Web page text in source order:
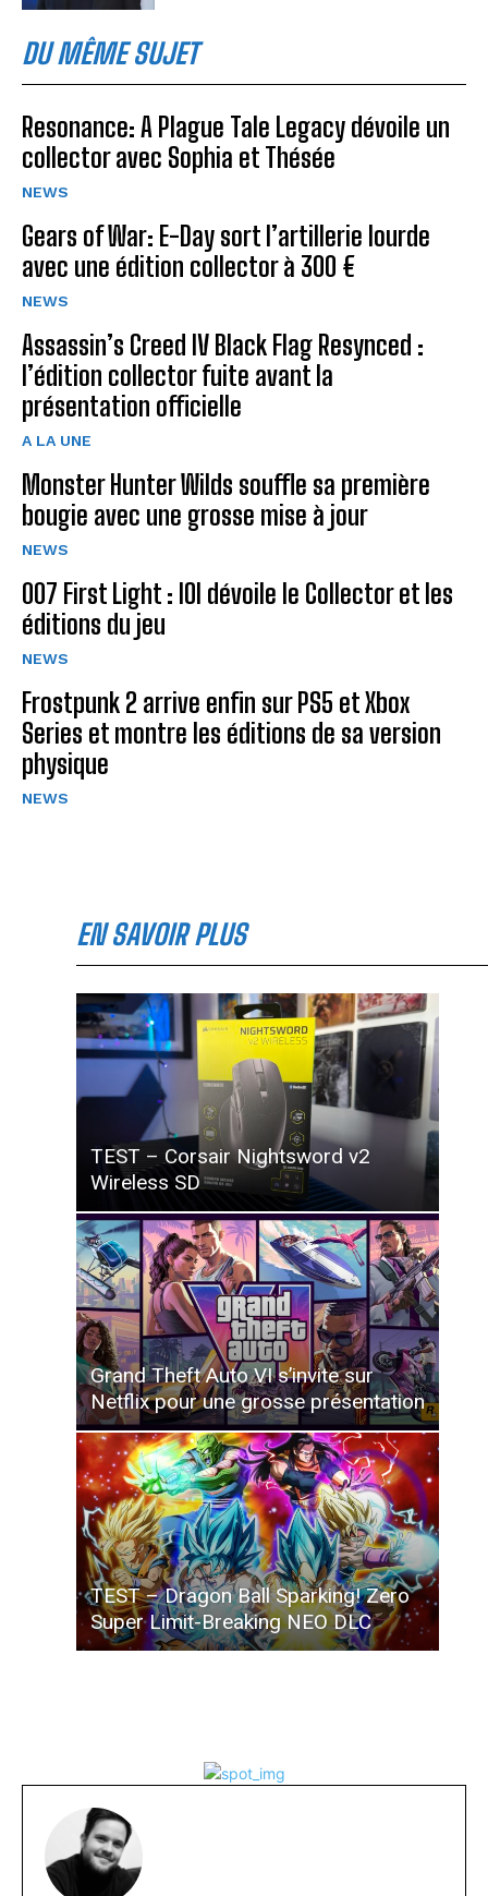
DU MÊME SUJET
Resonance: A Plague Tale Legacy dévoile un
collector avec Sophia et Thésée
NEWS
Gears of War: E-Day sort l’artillerie lourde
avec une édition collector à 300 €
NEWS
Assassin’s Creed IV Black Flag Resynced :
l’édition collector fuite avant la
présentation officielle
A LA UNE
Monster Hunter Wilds souffle sa première
bougie avec une grosse mise à jour
NEWS
007 First Light : IOI dévoile le Collector et les
éditions du jeu
NEWS
Frostpunk 2 arrive enfin sur PS5 et Xbox
Series et montre les éditions de sa version
physique
NEWS
EN SAVOIR PLUS
TEST – Corsair Nightsword v2
Wireless SD
Grand Theft Auto VI s’invite sur
Netflix pour une grosse présentation
TEST – Dragon Ball Sparking! Zero
Super Limit-Breaking NEO DLC